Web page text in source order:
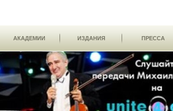
АКАДЕМИИ ИЗДАНИЯ ПРЕССА